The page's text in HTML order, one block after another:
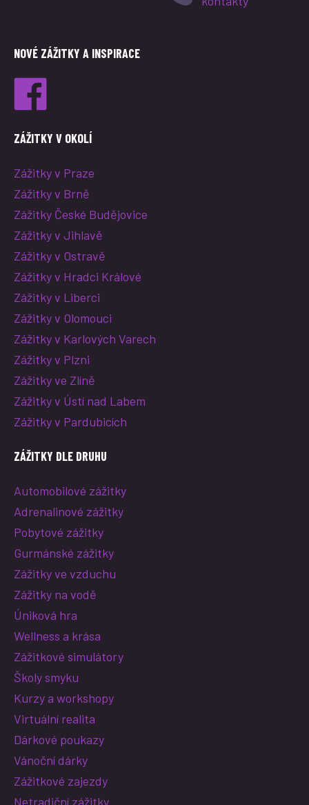
NOVÉ ZÁŽITKY A INSPIRACE
ZÁŽITKY V OKOLÍ
Zážitky v Praze
Zážitky v Brně
Zážitky České Budějovice
Zážitky v Jihlavě
Zážitky v Ostravě
Zážitky v Hradci Králové
Zážitky v Liberci
Zážitky v Olomouci
Zážitky v Karlových Varech
Zážitky v Plzni
Zážitky ve Zlíně
Zážitky v Ústí nad Labem
Zážitky v Pardubicích
ZÁŽITKY DLE DRUHU
Automobilové zážitky
Adrenalinové zážitky
Pobytové zážitky
Gurmánské zážitky
Zážitky ve vzduchu
Zážitky na vodě
Úniková hra
Wellness a krása
Zážitkové simulátory
Školy smyku
Kurzy a workshopy
Virtuální realita
Dárkové poukazy
Vánoční dárky
Zážitkové zajezdy
Netradiční zážitky